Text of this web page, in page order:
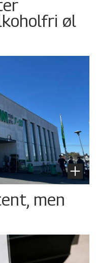
øl
men